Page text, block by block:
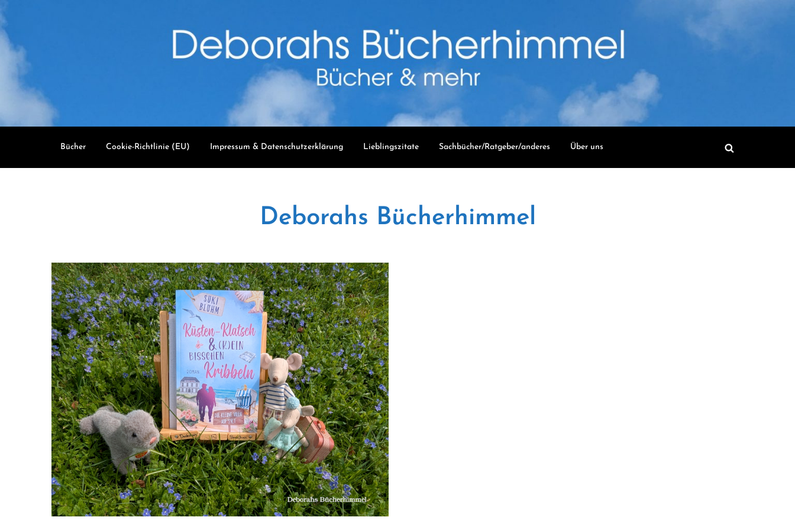
content
Bücher Cookie-Richtlinie (EU) Impressum & Datenschutzerklärung Lieblingszitate Sachbücher/Ratgeber/anderes Über uns
Deborahs Bücherhimmel